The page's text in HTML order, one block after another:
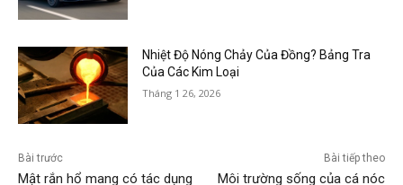
Nhiệt Độ Nóng Chảy Của Đồng? Bảng Tra
Của Các Kim Loại
Tháng 1 26, 2026
Bài trước
Mật rắn hổ mang có tác dụng
Bài tiếp theo
Môi trường sống của cá nóc